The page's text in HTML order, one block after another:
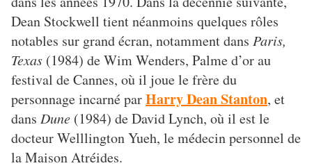
Dean Stockwell tient néanmoins quelques rôles
notables sur grand écran, notamment dans Paris,
Texas (1984) de Wim Wenders, Palme d’or au
festival de Cannes, où il joue le frère du
personnage incarné parHarry Dean Stanton, et
dans Dune (1984) de David Lynch, où il est le
docteur Welllington Yueh, le médecin personnel de
la Maison Atréides.